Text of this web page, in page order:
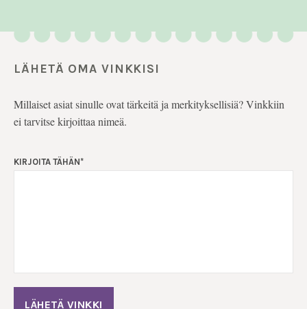
LÄHETÄ OMA VINKKISI
Millaiset asiat sinulle ovat tärkeitä ja merkityksellisiä? Vinkkiin
ei tarvitse kirjoittaa nimeä.
KIRJOITA TÄHÄN*